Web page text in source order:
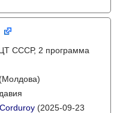
СССР, 2 программа
(2025-09-23